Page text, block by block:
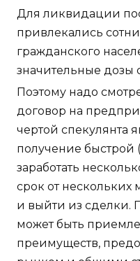
Для ликвидации
привлекались
гражданского
значительные дозы
Поэтому надо
договор на
чертой спекулянта
получение быстрой
заработать
срок от нескольких
и выйти из сделки.
может быть
преимуществ,